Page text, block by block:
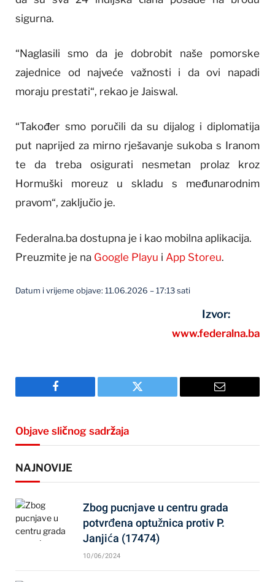
sigurna.
“Naglasili smo da je dobrobit naše pomorske
zajednice od najveće važnosti i da ovi napadi
moraju prestati“, rekao je Jaiswal.
“Također smo poručili da su dijalog i diplomatija
put naprijed za mirno rješavanje sukoba s Iranom
te da treba osigurati nesmetan prolaz kroz
Hormuški moreuz u skladu s međunarodnim
pravom“, zaključio je.
Federalna.ba dostupna je i kao mobilna aplikacija.
Preuzmite je na Google Playu i App Storeu.
Datum i vrijeme objave: 11.06.2026 – 17:13 sati
Izvor:
www.federalna.ba
Facebook Twitter Email
Objave sličnog sadržaja
NAJNOVIJE
Zbog pucnjave u centru grada
potvrđena optužnica protiv P.
Janjića (17474)
10/06/2024